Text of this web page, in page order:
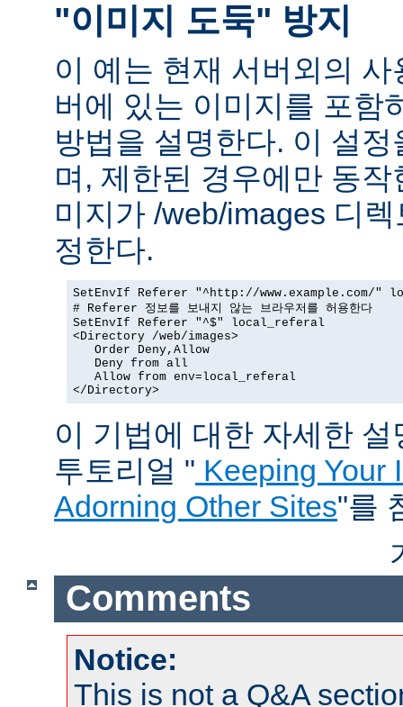
"이미지 도둑" 방지
이 예는 현재 서버외의
버에 있는 이미지를 포함
방법을 설명한다. 이 설
며, 제한된 경우에만 동
미지가 /web/images 디
정한다.
SetEnvIf Referer "^http://www.example.com/"
# Referer 정보를 보내지 않는 브라우저를 허용한다
SetEnvIf Referer "^$" local_referal
<Directory /web/images>
   Order Deny,Allow
   Deny from all
   Allow from env=local_referal
</Directory>
이 기법에 대한 자세한
투토리얼 " Keeping Your
Adorning Other Sites"를
Comments
Notice:
This is not a Q&A